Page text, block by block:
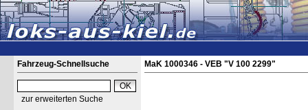
Fahrzeug-Schnellsuche
zur erweiterten Suche
MaK 1000346 - VEB "V 100 2299"